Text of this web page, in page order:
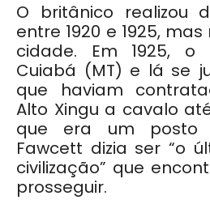
O britânico realizou
entre 1920 e 1925,
cidade. Em 1925,
Cuiabá (MT) e lá se
que haviam
Alto Xingu a cavalo
que era um posto
Fawcett dizia ser “o
civilização” que
prosseguir.